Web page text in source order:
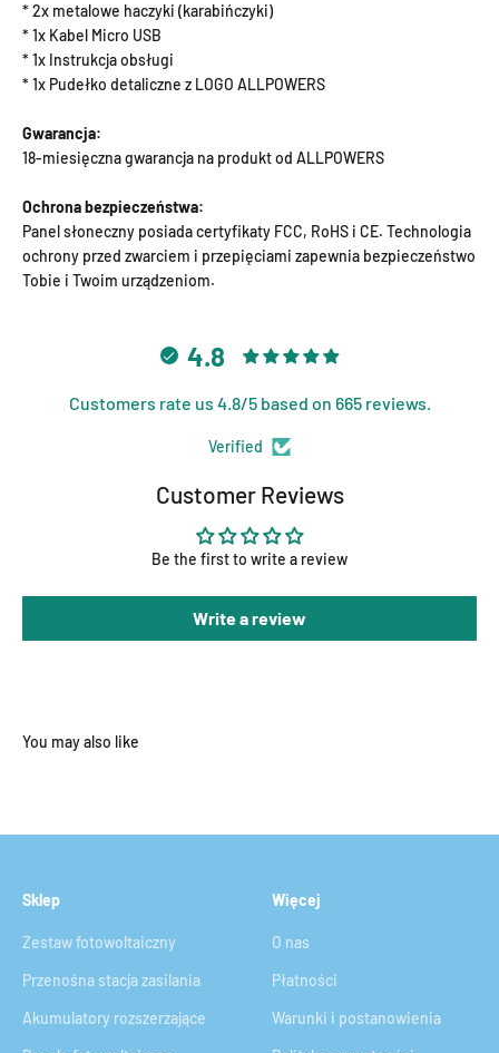
* 2x metalowe haczyki (karabińczyki)
* 1x Kabel Micro USB
* 1x Instrukcja obsługi
* 1x Pudełko detaliczne z LOGO ALLPOWERS
Gwarancja:
18-miesięczna gwarancja na produkt od ALLPOWERS
Ochrona bezpieczeństwa:
Panel słoneczny posiada certyfikaty FCC, RoHS i CE. Technologia
ochrony przed zwarciem i przepięciami zapewnia bezpieczeństwo
Tobie i Twoim urządzeniom.
4.8
Customers rate us 4.8/5 based on 665 reviews.
Verified
Customer Reviews
Be the first to write a review
Write a review
Sklep
Zestaw fotowoltaiczny
Przenośna stacja zasilania
Akumulatory rozszerzające
Więcej
O nas
Płatności
Warunki i postanowienia